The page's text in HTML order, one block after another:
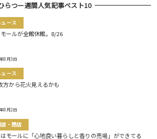
らつー週間人気記事ベスト10
ュース
ールが全館休館。8/26
8月3日
ュース
方から花火見えるかも
8月2日
店・閉店
モールに「心地良い暮らしと香りの売場」ができてる